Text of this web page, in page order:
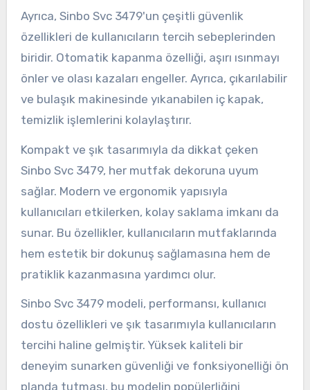
Ayrıca, Sinbo Svc 3479'un çeşitli güvenlik
özellikleri de kullanıcıların tercih sebeplerinden
biridir. Otomatik kapanma özelliği, aşırı ısınmayı
önler ve olası kazaları engeller. Ayrıca, çıkarılabilir
ve bulaşık makinesinde yıkanabilen iç kapak,
temizlik işlemlerini kolaylaştırır.
Kompakt ve şık tasarımıyla da dikkat çeken
Sinbo Svc 3479, her mutfak dekoruna uyum
sağlar. Modern ve ergonomik yapısıyla
kullanıcıları etkilerken, kolay saklama imkanı da
sunar. Bu özellikler, kullanıcıların mutfaklarında
hem estetik bir dokunuş sağlamasına hem de
pratiklik kazanmasına yardımcı olur.
Sinbo Svc 3479 modeli, performansı, kullanıcı
dostu özellikleri ve şık tasarımıyla kullanıcıların
tercihi haline gelmiştir. Yüksek kaliteli bir
deneyim sunarken güvenliği ve fonksiyonelliği ön
planda tutması, bu modelin popülerliğini